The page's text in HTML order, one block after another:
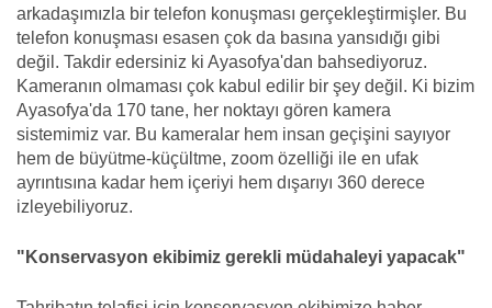
arkadaşımızla bir telefon konuşması gerçekleştirmişler. Bu
telefon konuşması esasen çok da basına yansıdığı gibi
değil. Takdir edersiniz ki Ayasofya'dan bahsediyoruz.
Kameranın olmaması çok kabul edilir bir şey değil. Ki bizim
Ayasofya'da 170 tane, her noktayı gören kamera
sistemimiz var. Bu kameralar hem insan geçişini sayıyor
hem de büyütme-küçültme, zoom özelliği ile en ufak
ayrıntısına kadar hem içeriyi hem dışarıyı 360 derece
izleyebiliyoruz.
"Konservasyon ekibimiz gerekli müdahaleyi yapacak"